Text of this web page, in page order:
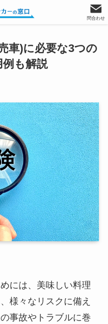
問合わせ
車)に必要な3つの
例も解説
には、美味しい料理
様々なリスクに備え
事故やトラブルに巻